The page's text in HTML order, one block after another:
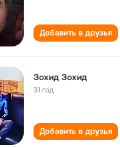
Добавить в друзья
Зохид Зохид
31 год
Добавить в друзья